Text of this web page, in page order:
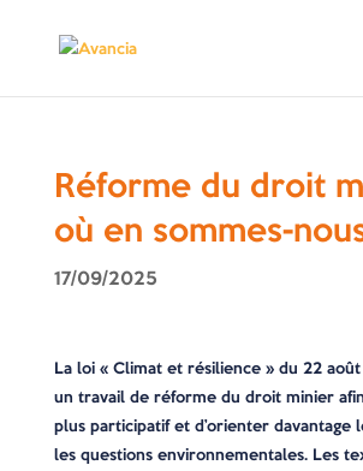
Réforme du droit
où en sommes-
17/09/2025
La loi « Climat et résilience » du 22
un travail de réforme du droit minier
plus participatif et d’orienter davantage
les questions environnementales. Les